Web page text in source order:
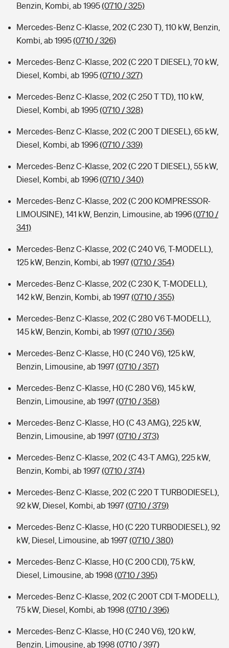
Benzin, Kombi, ab 1995(0710 / 325)
Mercedes-Benz C-Klasse, 202 (C 230 T), 110 kW, Benzin,
Kombi, ab 1995(0710 / 326)
Mercedes-Benz C-Klasse, 202 (C 220 T DIESEL), 70 kW,
Diesel, Kombi, ab 1995(0710 / 327)
Mercedes-Benz C-Klasse, 202 (C 250 T TD), 110 kW,
Diesel, Kombi, ab 1995(0710 / 328)
Mercedes-Benz C-Klasse, 202 (C 200 T DIESEL), 65 kW,
Diesel, Kombi, ab 1996(0710 / 339)
Mercedes-Benz C-Klasse, 202 (C 220 T DIESEL), 55 kW,
Diesel, Kombi, ab 1996(0710 / 340)
Mercedes-Benz C-Klasse, 202 (C 200 KOMPRESSOR-
LIMOUSINE), 141 kW, Benzin, Limousine, ab 1996(0710 /
341)
Mercedes-Benz C-Klasse, 202 (C 240 V6, T-MODELL),
125 kW, Benzin, Kombi, ab 1997(0710 / 354)
Mercedes-Benz C-Klasse, 202 (C 230 K, T-MODELL),
142 kW, Benzin, Kombi, ab 1997(0710 / 355)
Mercedes-Benz C-Klasse, 202 (C 280 V6 T-MODELL),
145 kW, Benzin, Kombi, ab 1997(0710 / 356)
Mercedes-Benz C-Klasse, H0 (C 240 V6), 125 kW,
Benzin, Limousine, ab 1997(0710 / 357)
Mercedes-Benz C-Klasse, H0 (C 280 V6), 145 kW,
Benzin, Limousine, ab 1997(0710 / 358)
Mercedes-Benz C-Klasse, HO (C 43 AMG), 225 kW,
Benzin, Limousine, ab 1997(0710 / 373)
Mercedes-Benz C-Klasse, 202 (C 43-T AMG), 225 kW,
Benzin, Kombi, ab 1997(0710 / 374)
Mercedes-Benz C-Klasse, 202 (C 220 T TURBODIESEL),
92 kW, Diesel, Kombi, ab 1997(0710 / 379)
Mercedes-Benz C-Klasse, H0 (C 220 TURBODIESEL), 92
kW, Diesel, Limousine, ab 1997(0710 / 380)
Mercedes-Benz C-Klasse, H0 (C 200 CDI), 75 kW,
Diesel, Limousine, ab 1998 (0710 / 395)
Mercedes-Benz C-Klasse, 202 (C 200T CDI T-MODELL),
75 kW, Diesel, Kombi, ab 1998 (0710 / 396)
Mercedes-Benz C-Klasse, H0 (C 240 V6), 120 kW,
Benzin, Limousine, ab 1998 (0710 / 397)